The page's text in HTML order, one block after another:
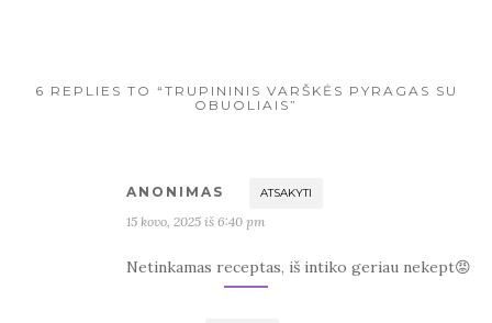
6 REPLIES TO “TRUPININIS VARŠKĖS PYRAGAS SU
OBUOLIAIS”
ANONIMAS ATSAKYTI
15 kovo, 2025 iš 6:40 pm
Netinkamas receptas, iš intiko geriau nekept😡